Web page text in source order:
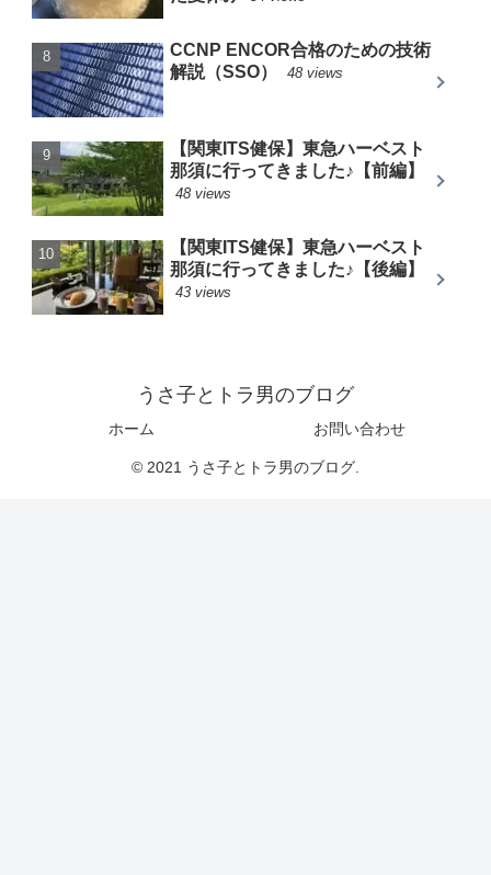
CCNP ENCOR合格のための技術
解説（SSO）
48 views
【関東ITS健保】東急ハーベスト
那須に行ってきました♪【前編】
48 views
【関東ITS健保】東急ハーベスト
那須に行ってきました♪【後編】
43 views
うさ子とトラ男のブログ
ホーム お問い合わせ
© 2021 うさ子とトラ男のブログ.